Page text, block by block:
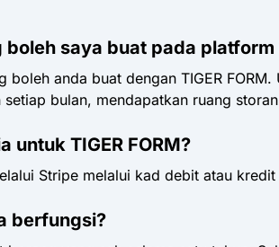
saya buat pada platform
anda buat dengan TIGER
bulan, mendapatkan ruang
TIGER FORM?
Stripe melalui kad debit atau kredit
berfungsi?